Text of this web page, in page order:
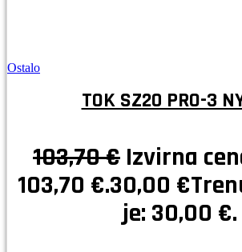
Ostalo
TOK SZ20 PRO-3
103,70€ Izvirna
103,70 €.30,00 €
je: 30,00 €.